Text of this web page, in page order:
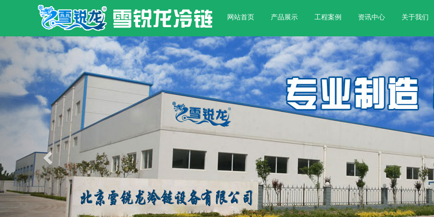
网站首页 产品展示 工程案例 资讯中心 关于我们